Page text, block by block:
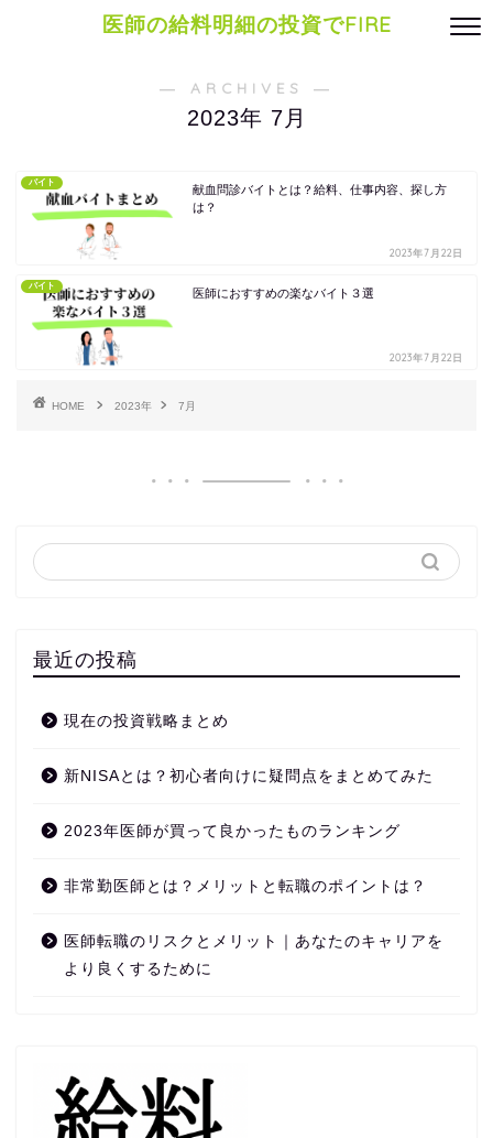
医師の給料明細の投資でFIRE
― ARCHIVES ―
2023年 7月
バイト
献血問診バイトとは？給料、仕事内容、探し方
は？
2023年7月22日
バイト
医師におすすめの楽なバイト３選
2023年7月22日
HOME 2023年 7月
最近の投稿
現在の投資戦略まとめ
新NISAとは？初心者向けに疑問点をまとめてみた
2023年医師が買って良かったものランキング
非常勤医師とは？メリットと転職のポイントは？
医師転職のリスクとメリット｜あなたのキャリアを
より良くするために